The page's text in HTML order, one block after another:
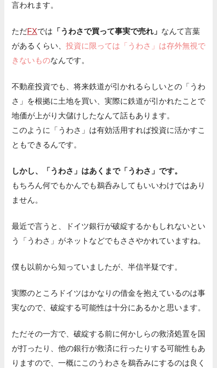
言われます。
ただFXでは 「うわさで買って事実で売れ」 なんて言葉
があるくらい、 投資に限っては「うわさ」は存外無視で
きないものなんです。
不動産投資でも、将来鉄道が引かれるらしいとの「うわ
さ」を根拠に土地を買い、実際に鉄道が引かれたことで
地価が上がり大儲けしたなんて話もあります。
このように「うわさ」は有効活用すれば投資に活かすこ
ともできるんです。
しかし、「うわさ」はあくまで「うわさ」です。
もちろん何でもかんでも鵜呑みしてもいいわけではあり
ません。
最近で言うと、ドイツ銀行が破綻するかもしれないとい
う「うわさ」がネットなどでもささやかれていますね。
僕も以前から知っていましたが、半信半疑です。
実際のところドイツはかなりの借金を抱えているのは事
実なので、破綻する可能性は十分にあるかと思います。
ただその一方で、破綻する前に何かしらの救済処置を国
が打ったり、他の銀行が救済に行ったりする可能性もあ
りますので、一概にこのうわさを鵜呑みにするのは良く